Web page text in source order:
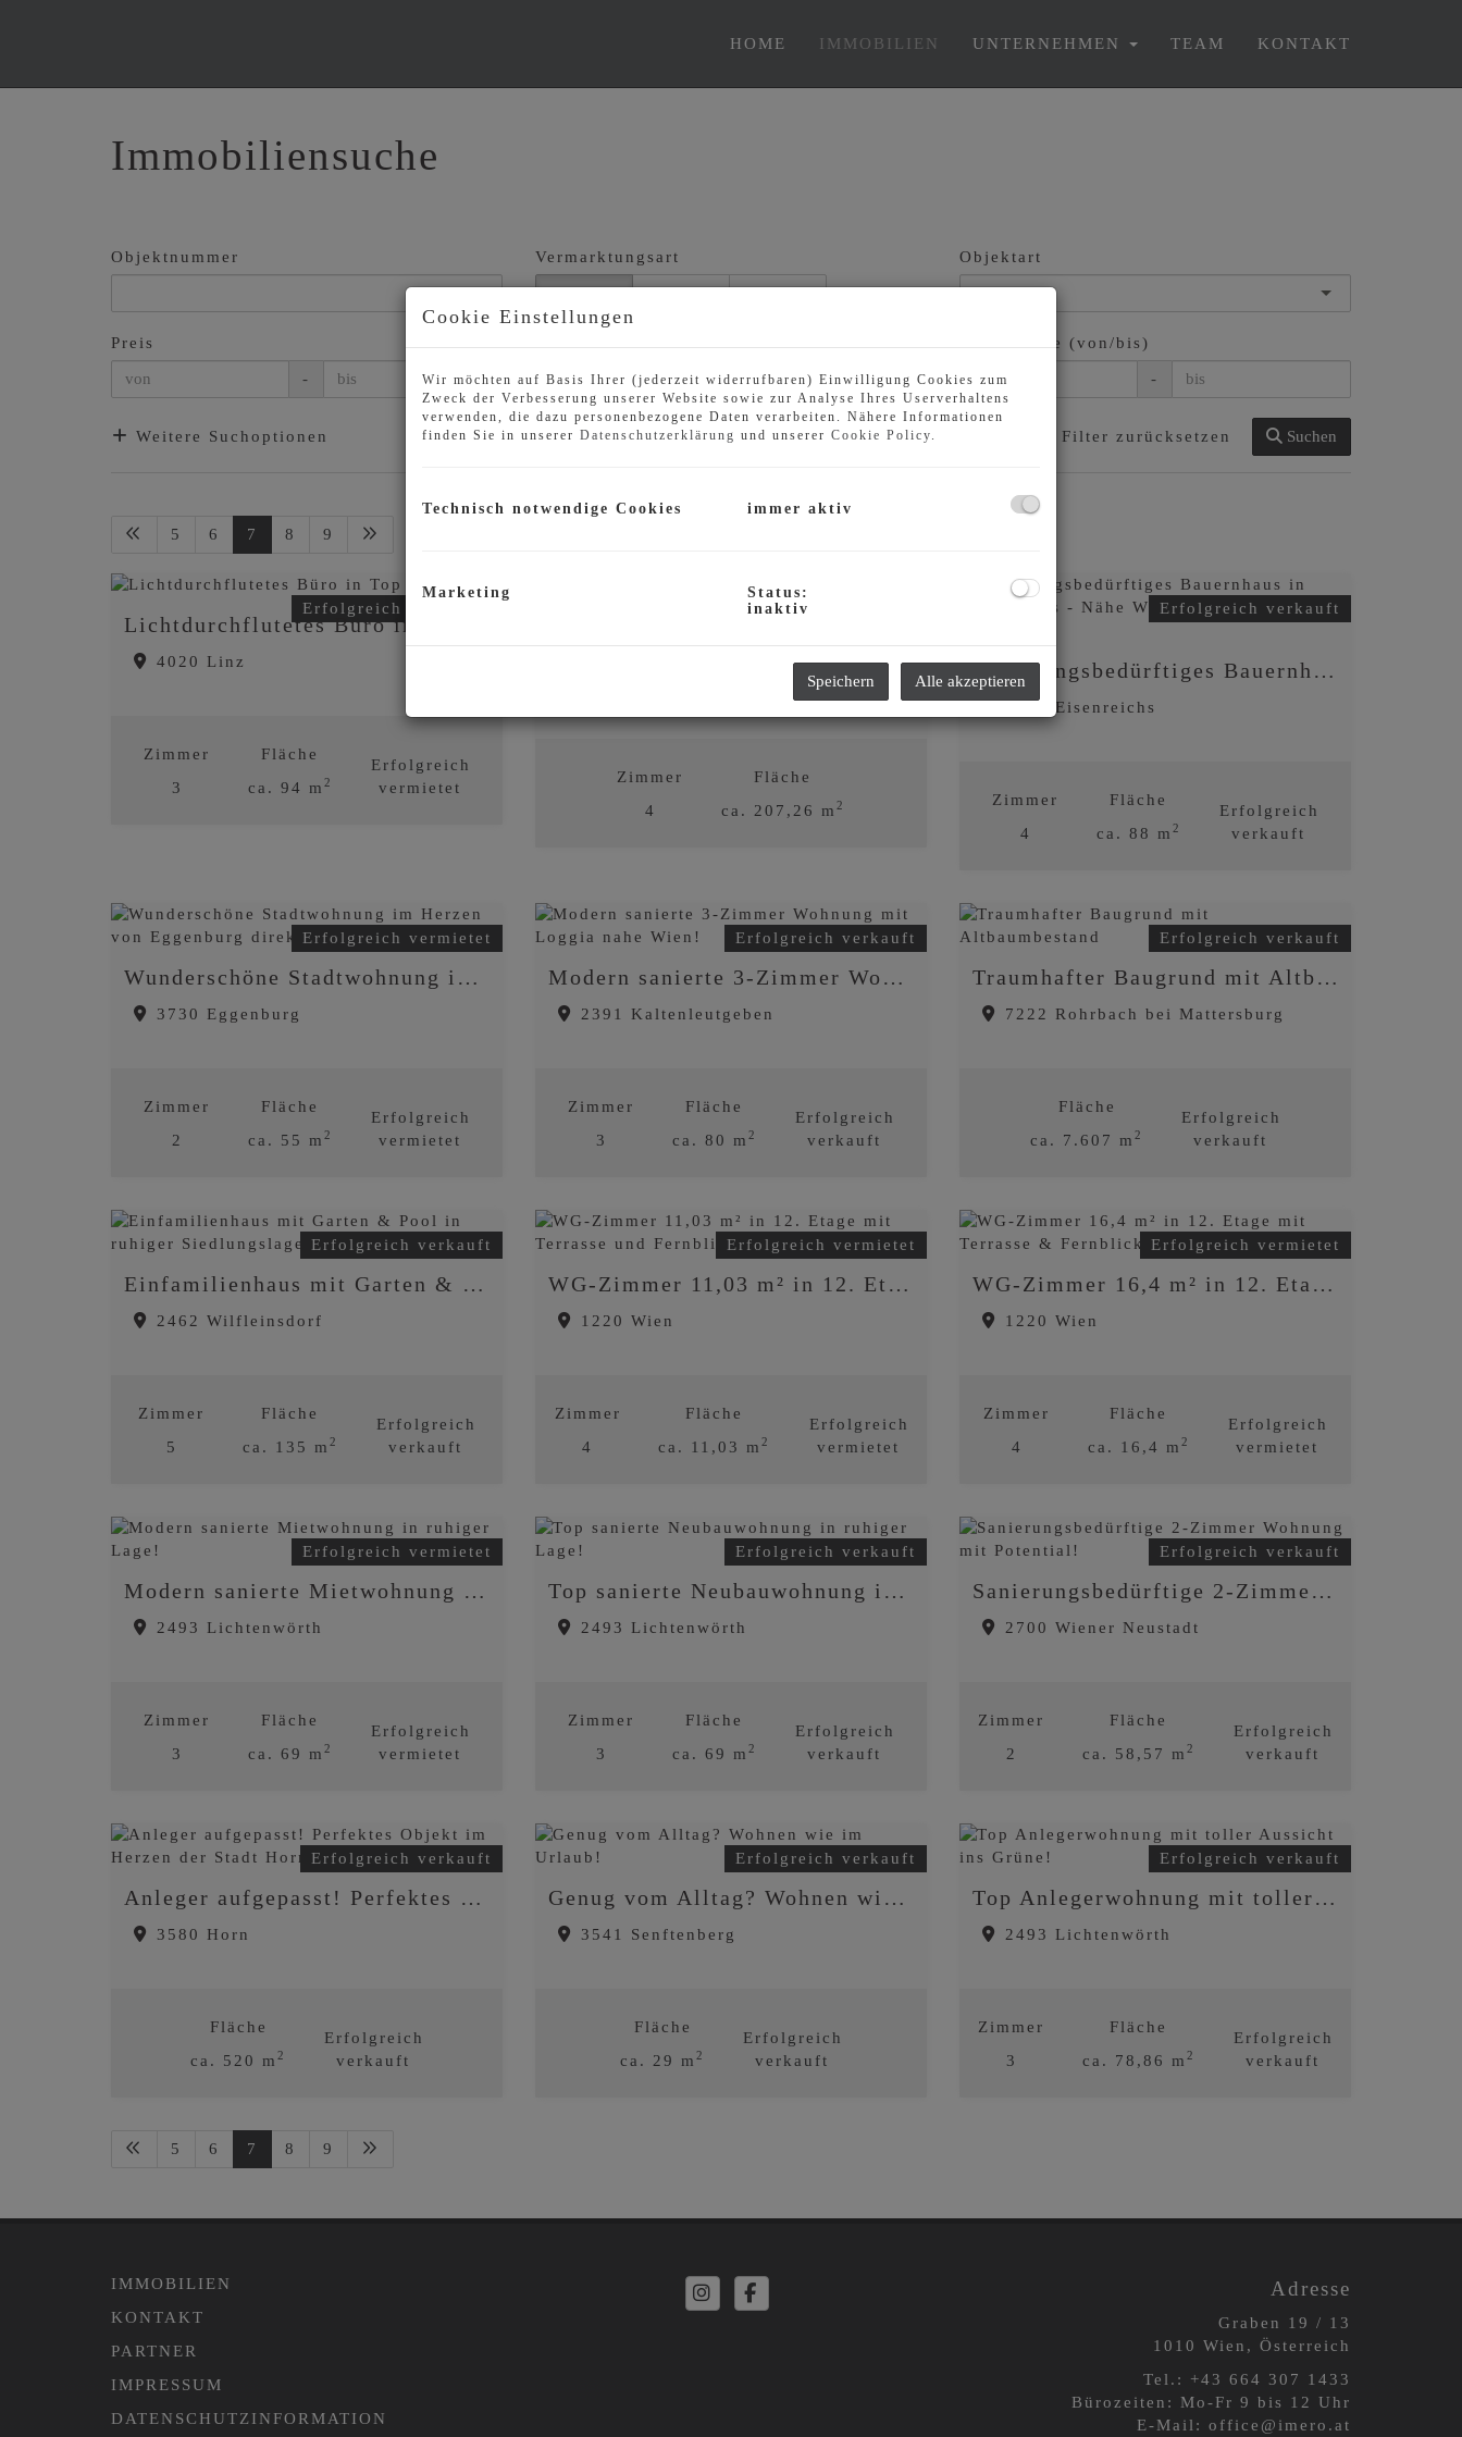
HOME IMMOBILIEN UNTERNEHMEN TEAM KONTAKT
Immobiliensuche
Objektnummer Vermarktungsart
Alle Miete Kauf
Objektart
Preis
- -
Wohnfläche (von/bis)
-
Weitere Suchoptionen Filter zurücksetzen Suchen
5 6 7 8 9
Erfolgreich vermietet
4020 Linz
Zimmer
3
Fläche
ca. 94 m 2
Erfolgreich
vermietet
Erfolgreich vermietet
Exklusive Designer-Villa vor den Toren Wiens!
Zimmer
4
Fläche
ca. 207,26 m 2
Erfolgreich verkauft
Sanierungsbedürftiges Bauernhaus in Eisenreichs - Nähe Waidhofen an der Thaya.
3834 Eisenreichs
Zimmer
4
Fläche
ca. 88 m 2
Erfolgreich
verkauft
Erfolgreich vermietet
Wunderschöne Stadtwohnung im Herzen von Eggenburg direkt am Hauptplatz
3730 Eggenburg
Zimmer
2
Fläche
ca. 55 m 2
Erfolgreich
vermietet
Erfolgreich verkauft
Modern sanierte 3-Zimmer Wohnung mit Loggia nahe Wien!
2391 Kaltenleutgeben
Zimmer
3
Fläche
ca. 80 m 2
Erfolgreich
verkauft
Erfolgreich verkauft
Traumhafter Baugrund mit Altbaumbestand
7222 Rohrbach bei Mattersburg
Fläche
ca. 7.607 m 2
Erfolgreich
verkauft
Erfolgreich verkauft
Einfamilienhaus mit Garten & Pool in ruhiger Siedlungslage!
2462 Wilfleinsdorf
Zimmer
5
Fläche
ca. 135 m 2
Erfolgreich
verkauft
Erfolgreich vermietet
WG-Zimmer 11,03 m² in 12. Etage mit Terrasse und Fernblick
1220 Wien
Zimmer
4
Fläche
ca. 11,03 m2
Erfolgreich
vermietet
Erfolgreich vermietet
WG-Zimmer 16,4 m² in 12. Etage mit Terrasse & Fernblick - Erstbezug
1220 Wien
Zimmer
4
Fläche
ca. 16,4 m 2
Erfolgreich
vermietet
Erfolgreich vermietet
Modern sanierte Mietwohnung in ruhiger Lage!
2493 Lichtenwörth
Zimmer
3
Fläche
ca. 69 m 2
Erfolgreich
vermietet
Erfolgreich verkauft
Top sanierte Neubauwohnung in ruhiger Lage!
2493 Lichtenwörth
Zimmer
3
Fläche
ca. 69 m 2
Erfolgreich
verkauft
Erfolgreich verkauft
Sanierungsbedürftige 2-Zimmer Wohnung mit Potential!
2700 Wiener Neustadt
Zimmer
2
Fläche
ca. 58,57 m 2
Erfolgreich
verkauft
Erfolgreich verkauft
Anleger aufgepasst! Perfektes Objekt im Herzen der Stadt Horn!
3580 Horn
Fläche
ca. 520 m 2
Erfolgreich
verkauft
Erfolgreich verkauft
Genug vom Alltag? Wohnen wie im Urlaub!
3541 Senftenberg
Fläche
ca. 29 m 2
Erfolgreich
verkauft
Erfolgreich verkauft
Top Anlegerwohnung mit toller Aussicht ins Grüne!
2493 Lichtenwörth
Zimmer
3
Fläche
ca. 78,86 m 2
Erfolgreich
verkauft
5 6 7 8 9
IMMOBILIEN
KONTAKT
PARTNER
IMPRESSUM
DATENSCHUTZINFORMATION
Adresse
Graben 19 / 13
1010 Wien, Österreich
Tel.: +43 664 307 1433
Bürozeiten: Mo-Fr 9 bis 12 Uhr
E-Mail: office@imero.at
Cookie Einstellungen
Wir möchten auf Basis Ihrer (jederzeit widerrufbaren) Einwilligung Cookies zum
Zweck der Verbesserung unserer Website sowie zur Analyse Ihres Userverhaltens
verwenden, die dazu personenbezogene Daten verarbeiten. Nähere Informationen
finden Sie in unserer Datenschutzerklärung und unserer Cookie Policy
Technisch notwendige Cookies immer aktiv
Marketing
Status:
inaktiv
Speichern Alle akzeptieren